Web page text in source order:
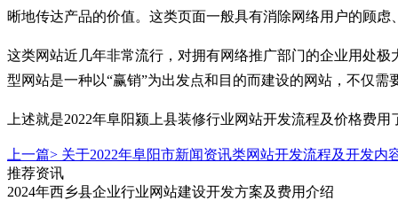
晰地传达产品的价值。这类页面一般具有消除网络用户的顾
这类网站近几年非常流行，对拥有网络推广部门的企业用处
型网站是一种以“赢销”为出发点和目的而建设的网站，不仅
上述就是2022年阜阳颍上县装修行业网站开发流程及价格费
上一篇> 关于2022年阜阳市新闻资讯类网站开发流程及开发内
推荐资讯
2024年西乡县企业行业网站建设开发方案及费用介绍